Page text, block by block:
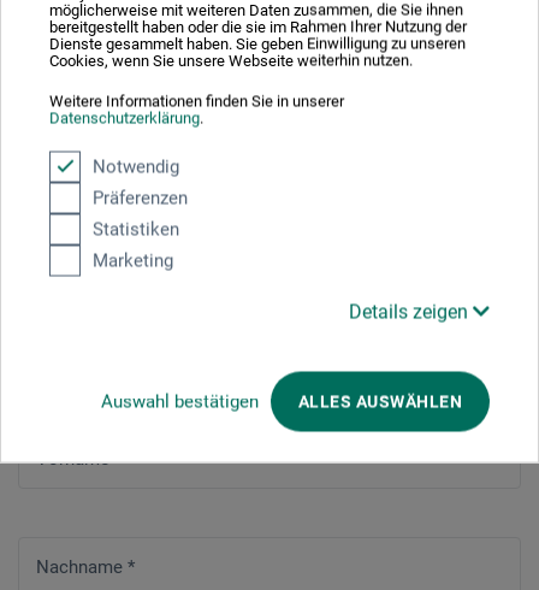
möglicherweise mit weiteren Daten zusammen, die Sie ihnen
bereitgestellt haben oder die sie im Rahmen Ihrer Nutzung der
Dienste gesammelt haben. Sie geben Einwilligung zu unseren
Cookies, wenn Sie unsere Webseite weiterhin nutzen.
Weitere Informationen finden Sie in unserer
Datenschutzerklärung.
Notwendig
Präferenzen
Statistiken
Marketing
Details zeigen
Auswahl bestätigen ALLES AUSWÄHLEN
JETZT ANMELDEN!
Jetzt anmelden!
Persönliche Daten
Vorname*
Nachname *